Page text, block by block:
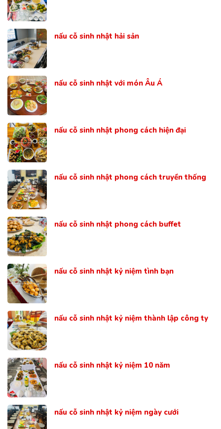
nấu cỗ sinh nhật hải sản
nấu cỗ sinh nhật với món Âu Á
nấu cỗ sinh nhật phong cách hiện đại
nấu cỗ sinh nhật phong cách truyền thống
nấu cỗ sinh nhật phong cách buffet
nấu cỗ sinh nhật kỷ niệm tình bạn
nấu cỗ sinh nhật kỷ niệm thành lập công ty
nấu cỗ sinh nhật kỷ niệm 10 năm
nấu cỗ sinh nhật kỷ niệm ngày cưới